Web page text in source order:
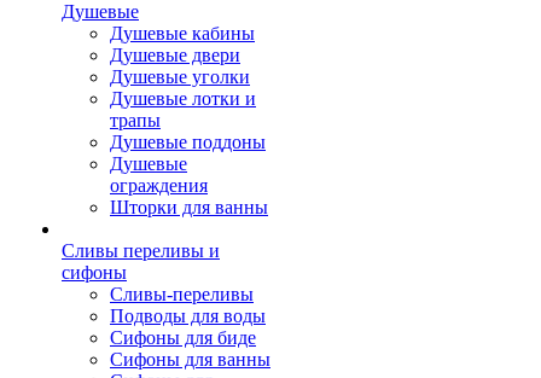
Душевые
Душевые кабины
Душевые двери
Душевые уголки
Душевые лотки и
трапы
Душевые поддоны
Душевые
ограждения
Шторки для ванны
Сливы переливы и
сифоны
Сливы-переливы
Подводы для воды
Сифоны для биде
Сифоны для ванны